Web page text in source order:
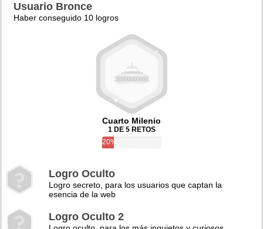
Usuario Bronce
Haber conseguido 10 logros
Cuarto Milenio
1 DE 5 RETOS
20%
Logro Oculto
Logro secreto, para los usuarios que captan la
esencia de la web
Logro Oculto 2